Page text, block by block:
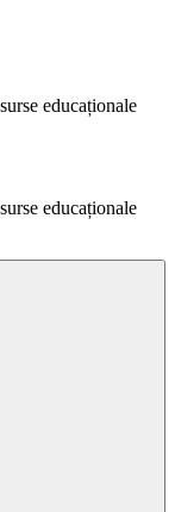
educaționale
educaționale